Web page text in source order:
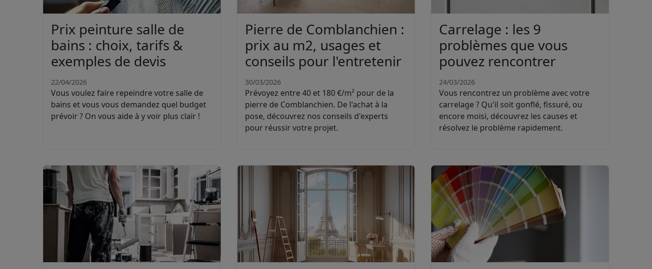
Prix peinture salle de
bains : choix, tarifs &
exemples de devis
22/04/2026
Vous voulez faire repeindre votre salle de
bains et vous vous demandez quel budget
prévoir ? On vous aide à y voir plus clair !
Pierre de Comblanchien :
prix au m2, usages et
conseils pour l'entretenir
30/03/2026
Prévoyez entre 40 et 180 €/m² pour de la
pierre de Comblanchien. De l'achat à la
pose, découvrez nos conseils d'experts
pour réussir votre projet.
Carrelage : les 9
problèmes que vous
pouvez rencontrer
24/03/2026
Vous rencontrez un problème avec votre
carrelage ? Qu'il soit gonflé, fissuré, ou
encore moisi, découvrez les causes et
résolvez le problème rapidement.